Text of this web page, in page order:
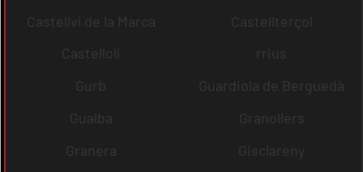
Castellví de la Marca
Castellterçol
Castellolí
rrius
Gurb
Guardiola de Berguedà
Gualba
Granollers
Granera
Gisclareny